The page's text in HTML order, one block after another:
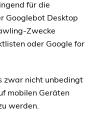
für die
Googlebot Desktop
Zwecke
oder Google for
zwar nicht unbedingt
mobilen Geräten
werden.